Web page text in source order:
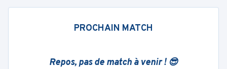
PROCHAIN MATCH
Repos, pas de match à venir ! 😎